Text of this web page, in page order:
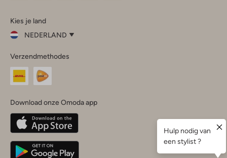
InstagramFacebook
Kies je land
NEDERLAND
je
land
Nederland
Belgique(Français)
Deutschland
Verzendmethodes
Download onze Omoda app